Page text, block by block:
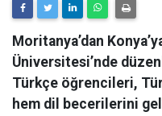
Moritanya’dan
Üniversitesi’nde
Türkçe öğrencileri,
hem dil becerilerini